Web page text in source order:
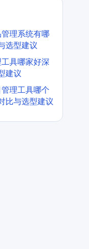
理系统有哪
选型建议
具哪家好深
建议
理工具哪个
比与选型建议